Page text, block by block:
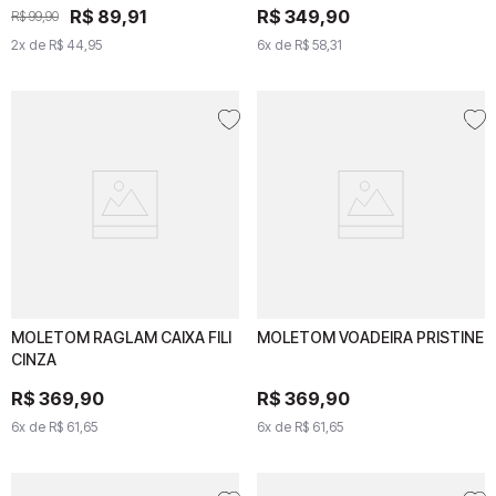
R$ 99,90 R$ 89,91
2x de R$ 44,95
R$ 99 90 R$ 89
2x deR$ 44
R$ 349,90
6x de R$ 58,31
R$ 349,90
6x deR$ 58
MOLETOM RAGLAM CAIXA FILI
CINZA
R$ 369,90
6x de R$ 61,65
MOLETOM RAGLAM
CAIXA FILI CINZA
R$ 369,90
6x deR$ 61
MOLETOM VOADEIRA PRISTINE
R$ 369,90
6x de R$ 61,65
MOLETOM VOADEIRA
R$ 369,90
6x deR$ 61